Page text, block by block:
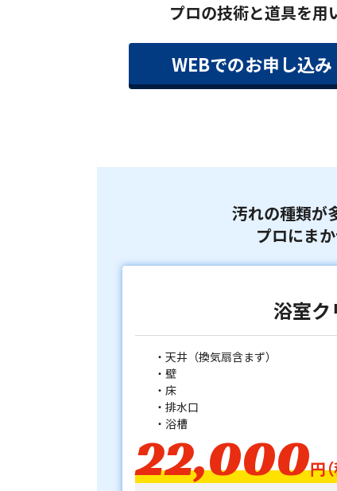
プロの技術と道具を用
WEBでのお申し込み
汚れの種類が
プロにま
浴室ク
・天井（換気扇含まず）
・壁
・床
・排水口
・浴槽
22,000円